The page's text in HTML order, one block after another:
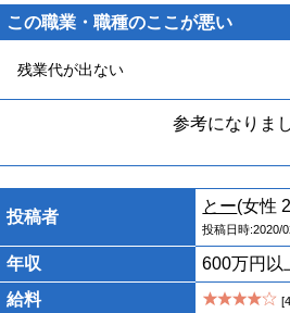
この職業・職種のここが悪い
残業代が出ない
参考になりま
投稿者
とー(女性
投稿日時:2020/
年収
600万円以
給料